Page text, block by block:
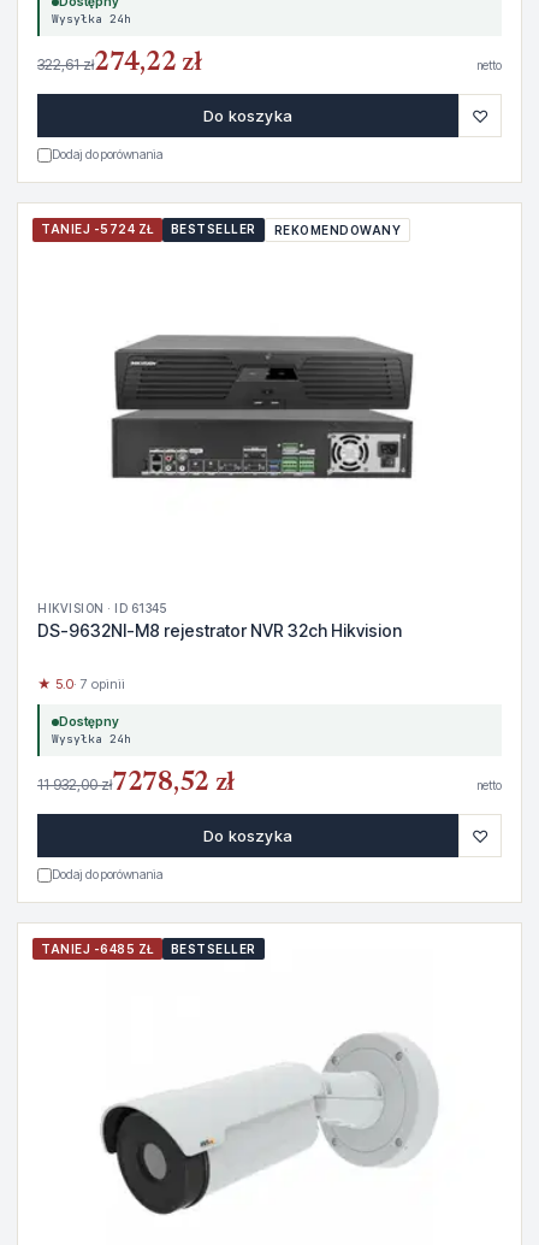
Wysyłka 24h
322,61 zł274,22 zł netto
Do koszyka ♡
Dodaj do porównania
TANIEJ -5724 ZŁ BESTSELLER REKOMENDOWANY
HIKVISION · ID 61345
DS-9632NI-M8 rejestrator NVR 32ch Hikvision
★ 5.0· 7 opinii
Dostępny
Wysyłka 24h
11 932,00 zł7278,52 zł netto
Do koszyka ♡
Dodaj do porównania
TANIEJ -6485 ZŁ BESTSELLER